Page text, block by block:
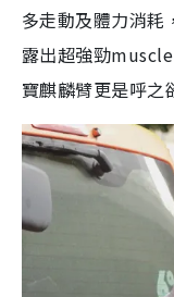
多走動及體力消耗
露出超強勁
寶麒麟臂更是呼之